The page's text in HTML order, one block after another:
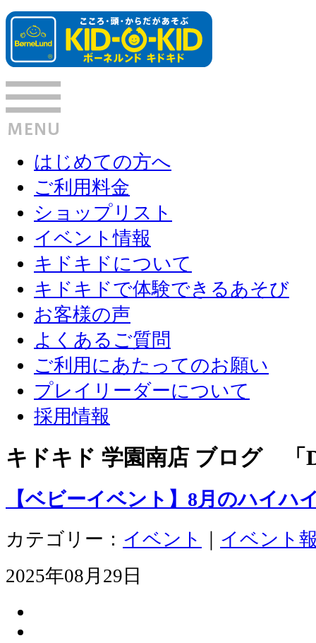
はじめての方へ
ご利用料金
ショップリスト
イベント情報
キドキドについて
キドキドで体験できるあそび
お客様の声
よくあるご質問
ご利用にあたってのお願い
プレイリーダーについて
採用情報
キドキド 学園南店 ブログ 「
【ベビーイベント】8月のハイハ
カテゴリー： イベント
イベント
2025年08月29日